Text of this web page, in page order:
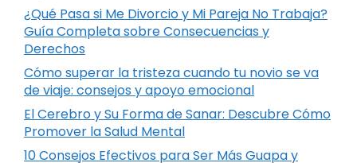
¿Qué Pasa si Me Divorcio y Mi Pareja No Trabaja?
Guía Completa sobre Consecuencias y
Derechos
Cómo superar la tristeza cuando tu novio se va
de viaje: consejos y apoyo emocional
El Cerebro y Su Forma de Sanar: Descubre Cómo
Promover la Salud Mental
10 Consejos Efectivos para Ser Más Guapa y